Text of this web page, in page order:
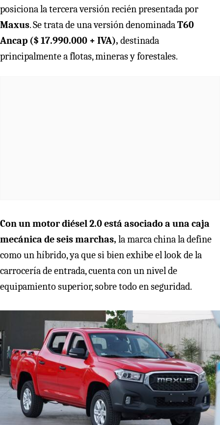
posiciona la tercera versión recién presentada por
Maxus. Se trata de una versión denominadaT60
Ancap ($ 17.990.000 + IVA), destinada
principalmente a flotas, mineras y forestales.
Con un motor diésel 2.0 está asociado a una caja
mecánica de seis marchas, la marca china la define
como un híbrido, ya que si bien exhibe el look de la
carrocería de entrada, cuenta con un nivel de
equipamiento superior, sobre todo en seguridad.